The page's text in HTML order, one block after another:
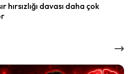
hırsızlığı davası daha çok